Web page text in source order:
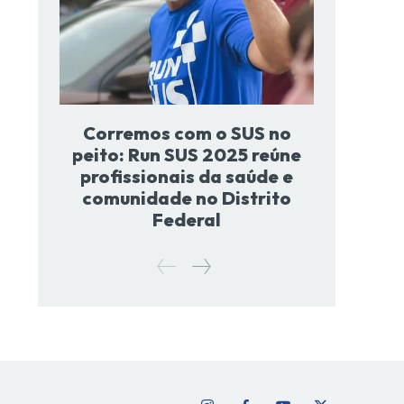
Corremos com o SUS no
peito: Run SUS 2025 reúne
profissionais da saúde e
comunidade no Distrito
Federal